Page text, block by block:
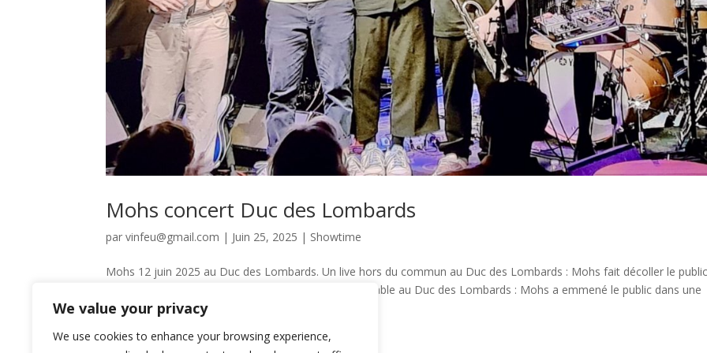
We value your privacy
We use cookies to enhance your browsing experience,
Mohs concert Duc des Lombards
parvinfeu@gmail.com | Juin 25, 2025 | Showtime
Mohs 12 juin 2025 au Duc des Lombards. Un live hors du commun au Duc des Lombards : Mohs fait décoller le
Mohs concert Duc des Lombards. Une soirée inoubliable au Duc des Lombards : Mohs a emmené le public dans une
véritable escapade musicale. Portée par une...